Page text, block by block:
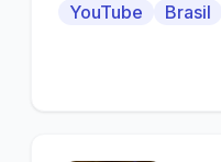
YouTube
Brasil